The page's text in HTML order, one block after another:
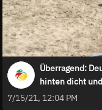
Überragend:
hinten dicht
7/15/21, 12:04 PM